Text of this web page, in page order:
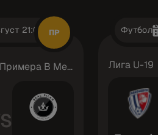
21:00 ПР
Аргентина: Примера B Метрополитана
Футбол
Лига U-19